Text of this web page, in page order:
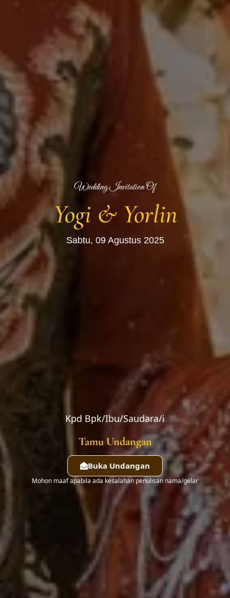
Yorlin
Kpd Bpk/Ibu/Saudara/i
Tamu Undangan
Wedding Invitation Of
Yogi & Yorlin
Sabtu, 09 Agustus 2025
Kpd Bpk/Ibu/Saudara/i
Tamu Undangan
Buka Undangan
Mohon maaf apabila ada kesalahan penulisan nama/gelar